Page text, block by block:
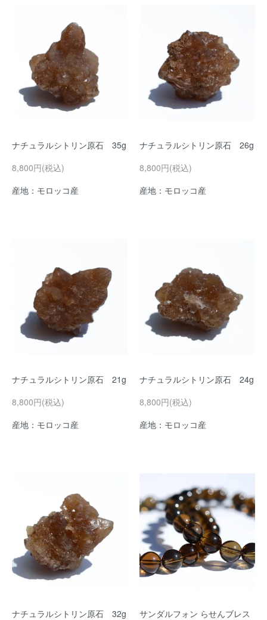
ナチュラルシトリン原石 35g
8,800円(税込)
産地：モロッコ産
ナチュラルシトリン原石 26g
8,800円(税込)
産地：モロッコ産
ナチュラルシトリン原石 21g
8,800円(税込)
産地：モロッコ産
ナチュラルシトリン原石 24g
8,800円(税込)
産地：モロッコ産
ナチュラルシトリン原石 32g
サンダルフォン らせんブレス